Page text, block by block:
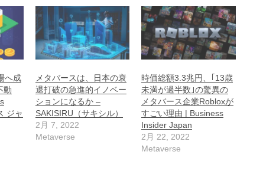
へ成
動
ジャ
メタバースは、日本の衰
退打破の急進的イノベー
ションになるか –
SAKISIRU（サキシル）
2月 7, 2022
Metaverse
時価総額3.3兆円、｢13歳
未満が過半数｣の驚異の
メタバース企業Robloxが
すごい理由 | Business
Insider Japan
2月 22, 2022
Metaverse